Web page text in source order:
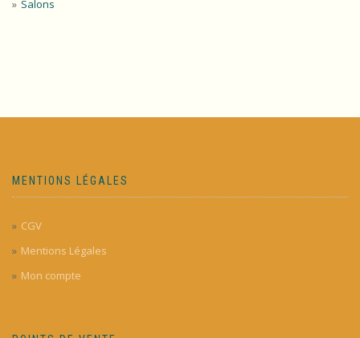
Salons
MENTIONS LÉGALES
CGV
Mentions Légales
Mon compte